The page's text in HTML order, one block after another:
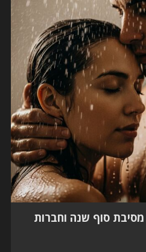
סוף שנה וחברות